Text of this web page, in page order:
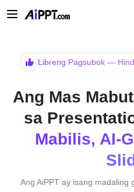
Libreng Pagsubok —
Ang Mas
sa
Mabilis,
Ang AiPPT ay isang madaling